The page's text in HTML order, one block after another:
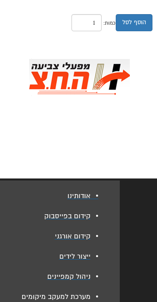
הוסף לסל כמות:
• אודותינו
• קידום בפייסבוק
• קידום אורגני
• ייצור לידים
• ניהול קמפיינים
• מערכת למעקב מיקומים